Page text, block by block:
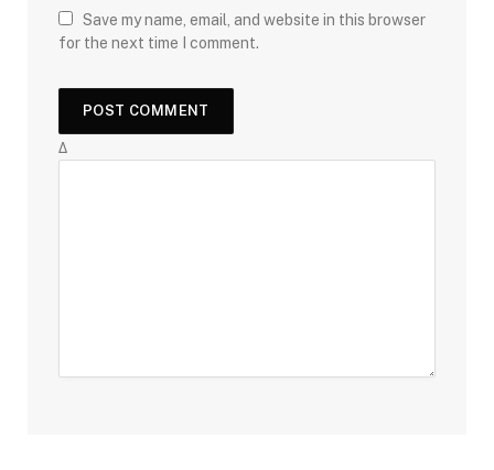
Save my name, email, and website in this browser
for the next time I comment.
Δ